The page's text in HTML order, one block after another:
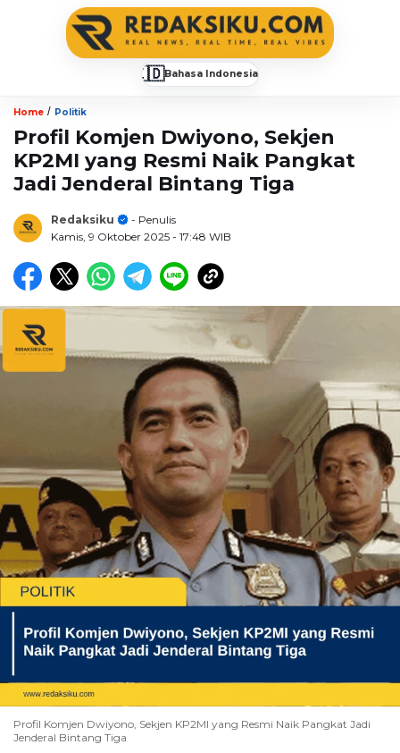
🇮🇩Bahasa Indonesia
Home / Politik
Profil Komjen Dwiyono, Sekjen
KP2MI yang Resmi Naik Pangkat
Jadi Jenderal Bintang Tiga
Redaksiku
- Penulis
Kamis, 9 Oktober 2025 - 17:48 WIB
Profil Komjen Dwiyono, Sekjen KP2MI yang Resmi Naik Pangkat Jadi
Jenderal Bintang Tiga